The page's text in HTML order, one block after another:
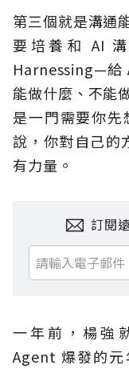
第三個就是溝通
要培養和 AI
Harnessing—給
能做什麼、不能
是一門需要你
說，你對自己的
有力量。
訂閱
一年前，楊強
Agent 爆發的